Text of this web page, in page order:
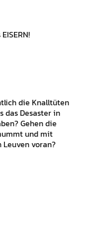
die Knalltüten
das Desaster in
Gehen die
und mit
Leuven voran?